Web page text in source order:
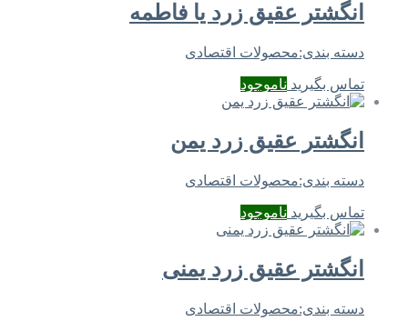
انگشتر عقیق زرد یا فاطمه
دسته بندی:محصولات اقتصادی
تماس بگیرید ناموجود
انگشتر عقیق زرد یمن
دسته بندی:محصولات اقتصادی
تماس بگیرید ناموجود
انگشتر عقیق زرد یمنی
دسته بندی:محصولات اقتصادی